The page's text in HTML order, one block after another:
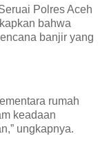
Polres Aceh
bahwa
banjir yang
rumah
keadaan
ungkapnya.